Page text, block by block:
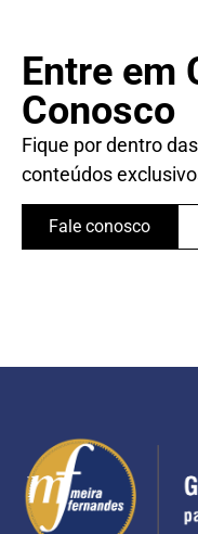
Entre em
Conosco
Fique por dentro
conteúdos
Fale conosco